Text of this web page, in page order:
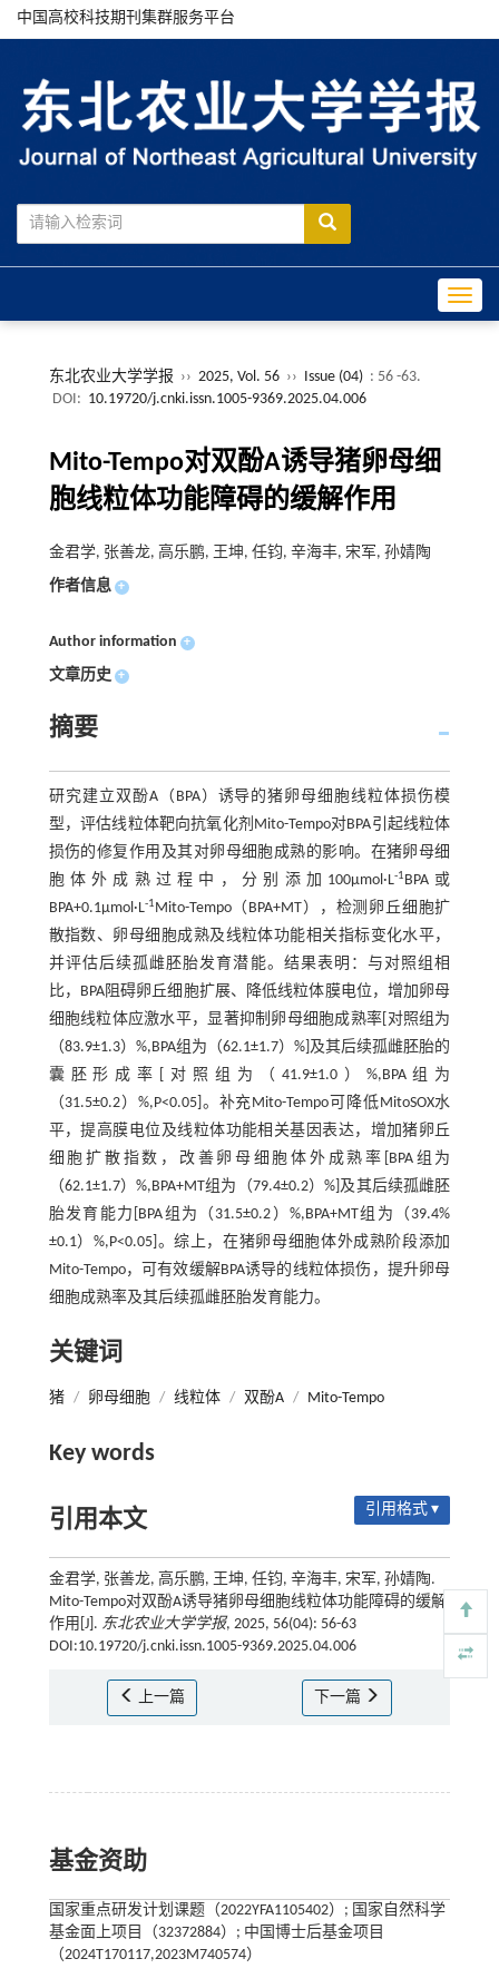
中国高校科技期刊集群服务平台
东北农业大学学报 ›› 2025, Vol. 56 ›› Issue (04) : 56 -63.
DOI: 10.19720/j.cnki.issn.1005-9369.2025.04.006
Mito-Tempo对双酚A诱导猪卵母细
胞线粒体功能障碍的缓解作用
金君学, 张善龙, 高乐鹏, 王坤, 任钧, 辛海丰, 宋军, 孙婧陶
作者信息 +
Author information +
文章历史 +
摘要
研究建立双酚A（BPA）诱导的猪卵母细胞线粒体损伤模
型，评估线粒体靶向抗氧化剂Mito-Tempo对BPA引起线粒体
损伤的修复作用及其对卵母细胞成熟的影响。在猪卵母细
胞体外成熟过程中，分别添加100μmol·L-1BPA或
BPA+0.1μmol·L-1Mito-Tempo（BPA+MT），检测卵丘细胞扩
散指数、卵母细胞成熟及线粒体功能相关指标变化水平，
并评估后续孤雌胚胎发育潜能。结果表明：与对照组相
比，BPA阻碍卵丘细胞扩展、降低线粒体膜电位，增加卵母
细胞线粒体应激水平，显著抑制卵母细胞成熟率[对照组为
（83.9±1.3）%,BPA组为（62.1±1.7）%]及其后续孤雌胚胎的
囊胚形成率[对照组为（41.9±1.0）%,BPA组为
（31.5±0.2）%,P<0.05]。补充Mito-Tempo可降低MitoSOX水
平，提高膜电位及线粒体功能相关基因表达，增加猪卵丘
细胞扩散指数，改善卵母细胞体外成熟率[BPA组为
（62.1±1.7）%,BPA+MT组为（79.4±0.2）%]及其后续孤雌胚
胎发育能力[BPA组为（31.5±0.2）%,BPA+MT组为（39.4%
±0.1）%,P<0.05]。综上，在猪卵母细胞体外成熟阶段添加
Mito-Tempo，可有效缓解BPA诱导的线粒体损伤，提升卵母
细胞成熟率及其后续孤雌胚胎发育能力。
关键词
猪 / 卵母细胞 / 线粒体 / 双酚A / Mito-Tempo
Key words
引用本文 引用格式 ▾
金君学, 张善龙, 高乐鹏, 王坤, 任钧, 辛海丰, 宋军, 孙婧陶.
Mito-Tempo对双酚A诱导猪卵母细胞线粒体功能障碍的缓解
作用[J]. 东北农业大学学报, 2025, 56(04): 56-63
DOI:10.19720/j.cnki.issn.1005-9369.2025.04.006
上一篇 下一篇
基金资助
国家重点研发计划课题（2022YFA1105402）; 国家自然科学
基金面上项目（32372884）; 中国博士后基金项目
（2024T170117,2023M740574）